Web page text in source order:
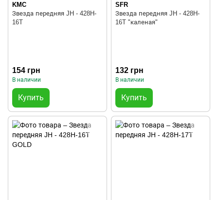
KMC
Звезда передняя JH - 428H-
16T
154 грн
В наличии
Купить
SFR
Звезда передняя JH - 428H-
16T "каленая"
132 грн
В наличии
Купить